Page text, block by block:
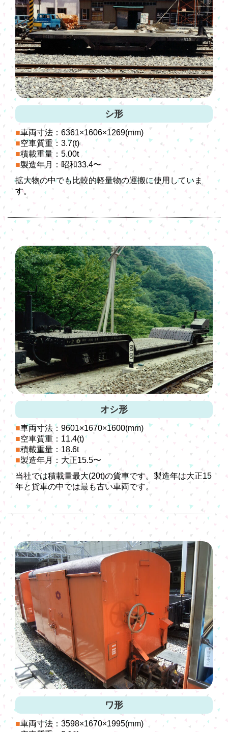
シ形
車両寸法：6361×1606×1269(mm)
空車質重：3.7(t)
積載重量：5.00t
製造年月：昭和33.4〜
拡大物の中でも比較的軽量物の運搬に使用していま
す。
オシ形
車両寸法：9601×1670×1600(mm)
空車質重：11.4(t)
積載重量：18.6t
製造年月：大正15.5〜
当社では積載量最大(20t)の貨車です。製造年は大正15
年と貨車の中では最も古い車両です。
ワ形
車両寸法：3598×1670×1995(mm)